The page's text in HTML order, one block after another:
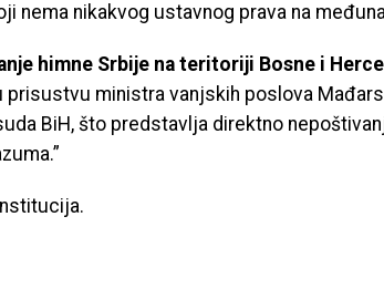
nema nikakvog ustavnog prava na
himne Srbije na teritoriji Bosne i
prisustvu ministra vanjskih poslova
BiH, što predstavlja direktno